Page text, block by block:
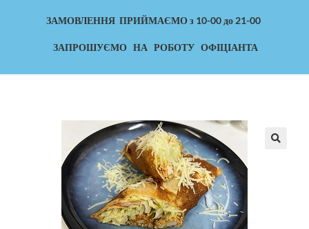
ЗАМОВЛЕННЯ ПРИЙМАЄМО з 10-00 до 21-00
ЗАПРОШУЄМО НА РОБОТУ ОФІЦІАНТА